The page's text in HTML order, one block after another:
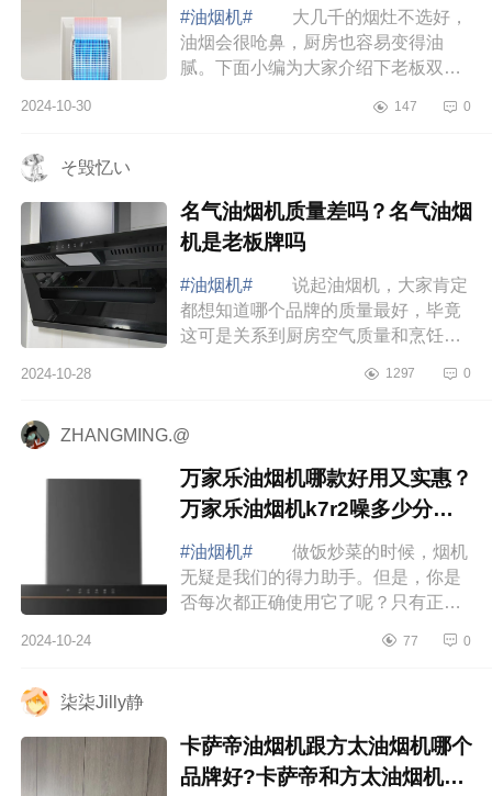
#油烟机#
大几千的烟灶不选好，
油烟会很呛鼻，厨房也容易变得油
腻。下面小编为大家介绍下老板双子
s55哪个好 老板双子星E1会跑烟
2024-10-30 147 0
そ毁忆い
名气油烟机质量差吗？名气油烟
机是老板牌吗
#油烟机#
说起油烟机，大家肯定
都想知道哪个品牌的质量最好，毕竟
这可是关系到厨房空气质量和烹饪体
下名气油烟机质量差吗？名气油烟机
2024-10-28 1297 0
ZHANGMING.@
万家乐油烟机哪款好用又实惠？
万家乐油烟机k7r2噪多少分贝
算正常
#油烟机#
做饭炒菜的时候，烟机
无疑是我们的得力助手。但是，你是
否每次都正确使用它了呢？只有正确
小编为大家介绍下万家乐油烟机哪款
2024-10-24 77 0
柒柒Jilly静
卡萨帝油烟机跟方太油烟机哪个
品牌好?卡萨帝和方太油烟机哪